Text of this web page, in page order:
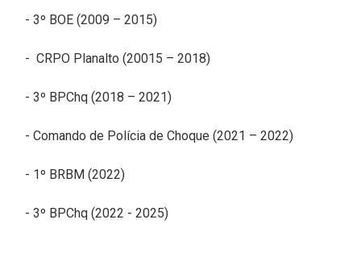
- 3º BOE (2009 – 2015)
- CRPO Planalto (20015 – 2018)
- 3º BPChq (2018 – 2021)
- Comando de Polícia de Choque (2021 – 2022)
- 1º BRBM (2022)
- 3º BPChq (2022 - 2025)